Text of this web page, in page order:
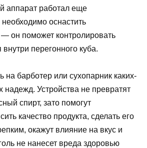
аппарат работал еще
оснастить
он поможет контролировать
перегонного куба.
на барботер или сухопарник каких-
надежд. Устройства не превратят
спирт, зато помогут
качество продукта, сделать его
окажут влияние на вкус и
не нанесет вреда здоровью